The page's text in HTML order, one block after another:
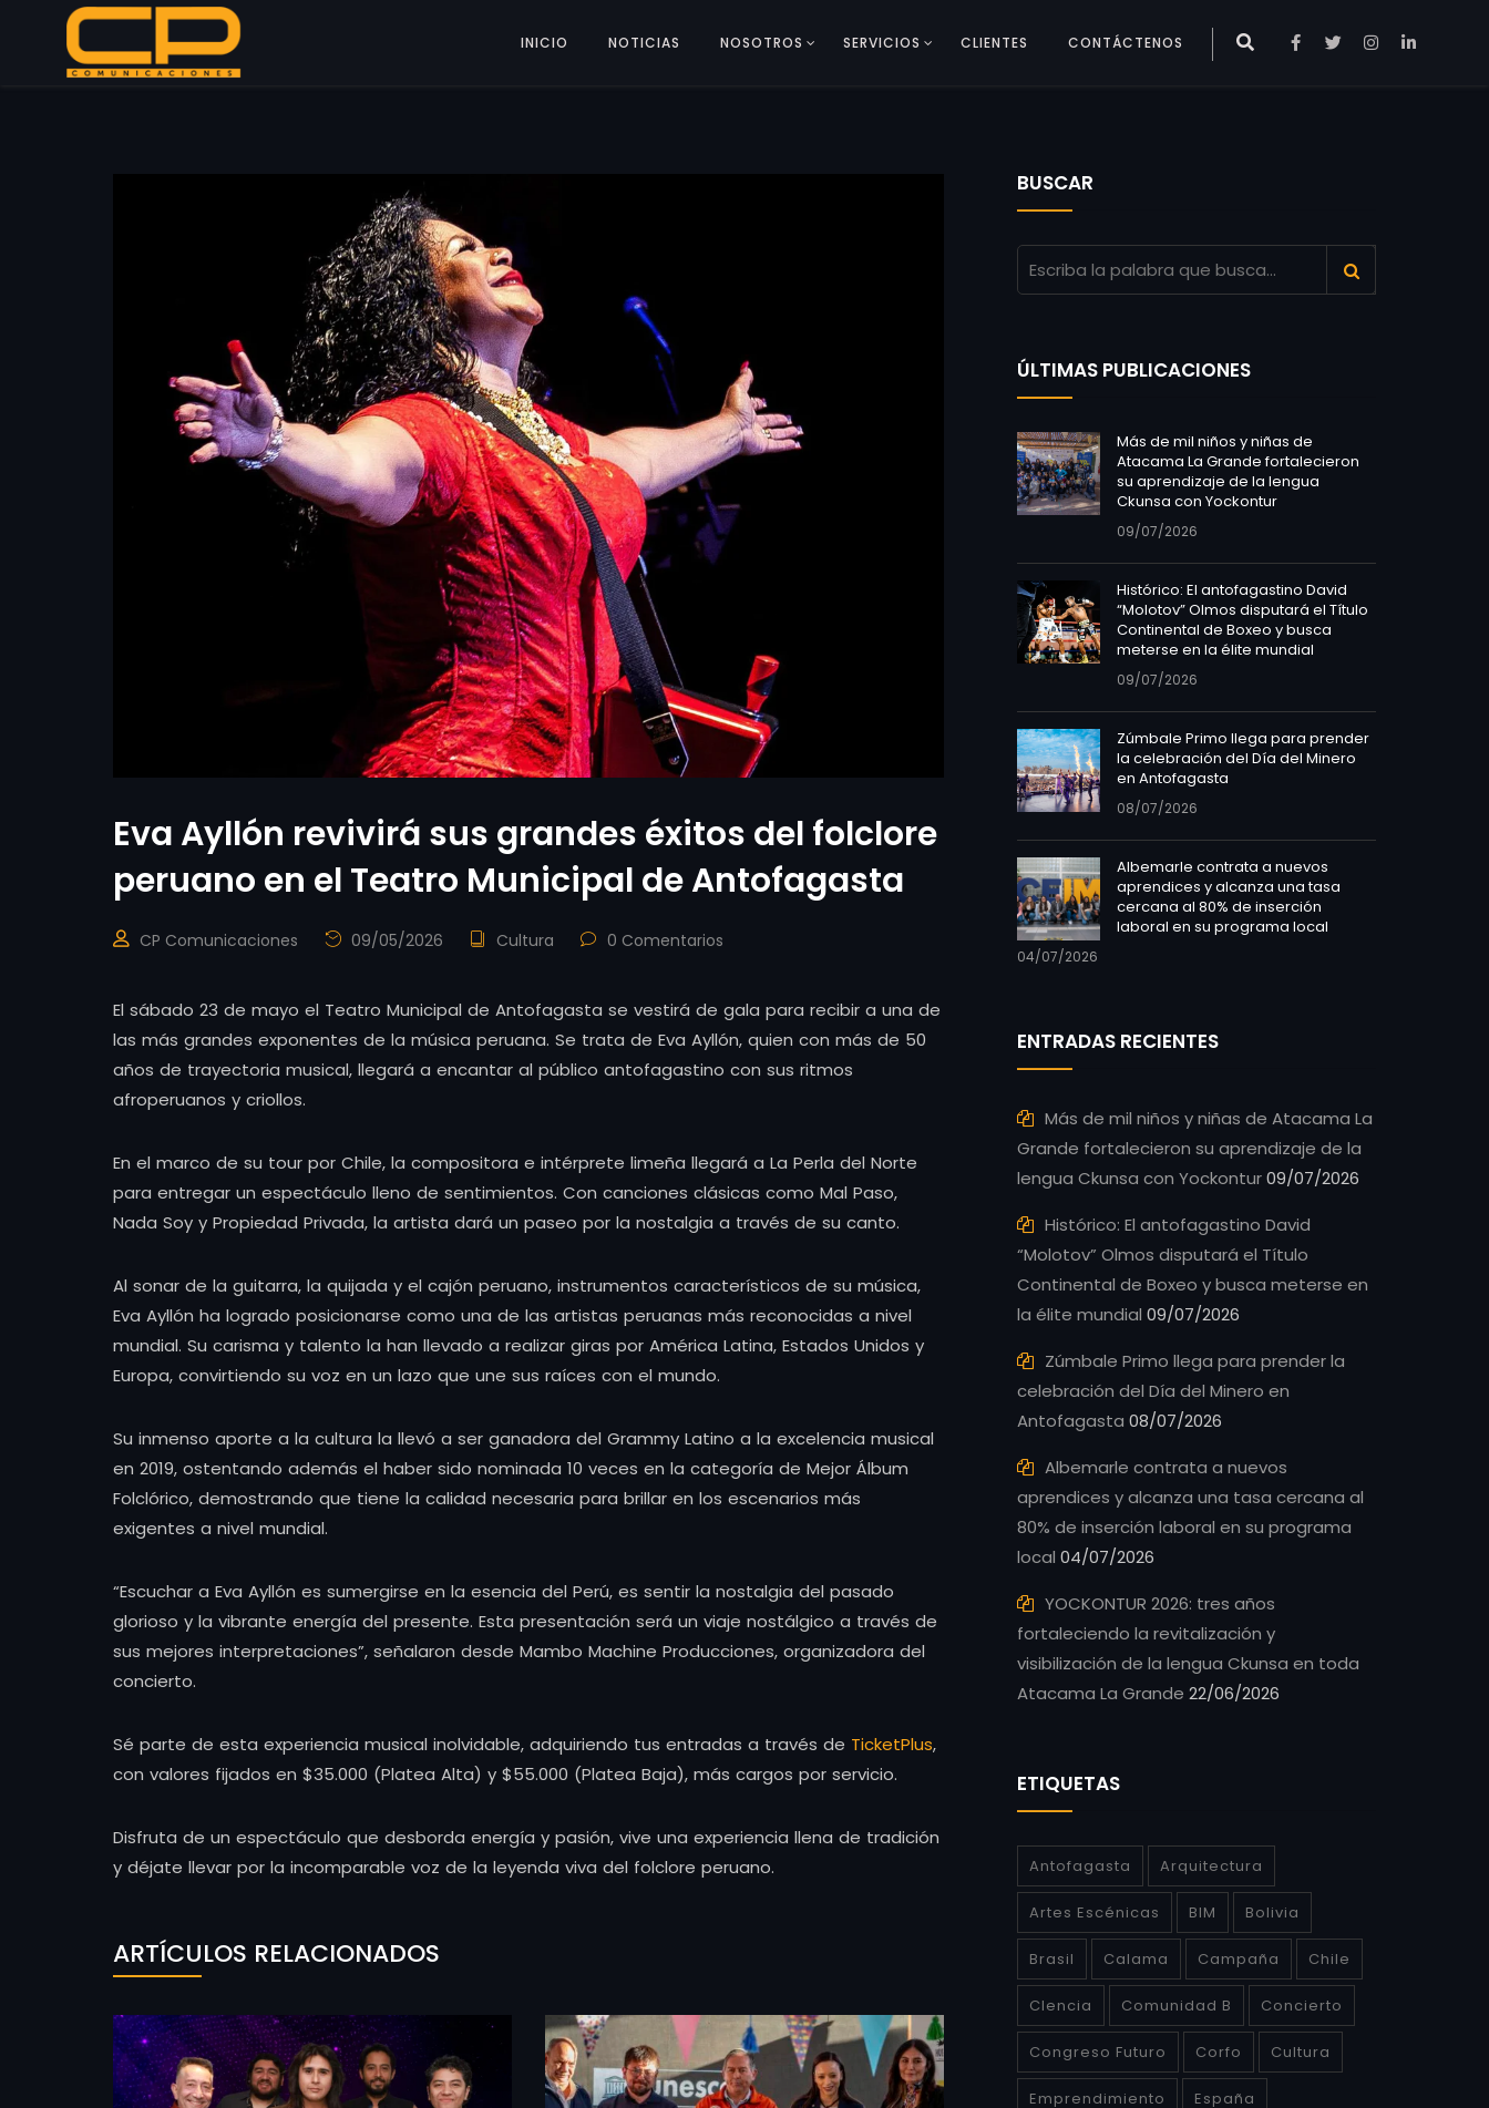
INICIO NOTICIAS NOSOTROS SERVICIOS CLIENTES CONTÁCTENOS
Eva Ayllón revivirá sus grandes éxitos del folclore
peruano en el Teatro Municipal de Antofagasta
CP Comunicaciones 09/05/2026 Cultura 0 Comentarios
El sábado 23 de mayo el Teatro Municipal de Antofagasta se vestirá de gala para recibir a una de
las más grandes exponentes de la música peruana. Se trata de Eva Ayllón, quien con más de 50
años de trayectoria musical, llegará a encantar al público antofagastino con sus ritmos
afroperuanos y criollos.
En el marco de su tour por Chile, la compositora e intérprete limeña llegará a La Perla del Norte
para entregar un espectáculo lleno de sentimientos. Con canciones clásicas como Mal Paso,
Nada Soy y Propiedad Privada, la artista dará un paseo por la nostalgia a través de su canto.
Al sonar de la guitarra, la quijada y el cajón peruano, instrumentos característicos de su música,
Eva Ayllón ha logrado posicionarse como una de las artistas peruanas más reconocidas a nivel
mundial. Su carisma y talento la han llevado a realizar giras por América Latina, Estados Unidos y
Europa, convirtiendo su voz en un lazo que une sus raíces con el mundo.
Su inmenso aporte a la cultura la llevó a ser ganadora del Grammy Latino a la excelencia musical
en 2019, ostentando además el haber sido nominada 10 veces en la categoría de Mejor Álbum
Folclórico, demostrando que tiene la calidad necesaria para brillar en los escenarios más
exigentes a nivel mundial.
“Escuchar a Eva Ayllón es sumergirse en la esencia del Perú, es sentir la nostalgia del pasado
glorioso y la vibrante energía del presente. Esta presentación será un viaje nostálgico a través de
sus mejores interpretaciones”, señalaron desde Mambo Machine Producciones, organizadora del
concierto.
Sé parte de esta experiencia musical inolvidable, adquiriendo tus entradas a través de TicketPlus,
con valores fijados en $35.000 (Platea Alta) y $55.000 (Platea Baja), más cargos por servicio.
Disfruta de un espectáculo que desborda energía y pasión, vive una experiencia llena de tradición
y déjate llevar por la incomparable voz de la leyenda viva del folclore peruano.
ARTÍCULOS RELACIONADOS
BUSCAR
ÚLTIMAS PUBLICACIONES
Más de mil niños y niñas de
Atacama La Grande fortalecieron
su aprendizaje de la lengua
Ckunsa con Yockontur
09/07/2026
Histórico: El antofagastino David
“Molotov” Olmos disputará el Título
Continental de Boxeo y busca
meterse en la élite mundial
09/07/2026
Zúmbale Primo llega para prender
la celebración del Día del Minero
en Antofagasta
08/07/2026
Albemarle contrata a nuevos
aprendices y alcanza una tasa
cercana al 80% de inserción
laboral en su programa local
04/07/2026
ENTRADAS RECIENTES
Más de mil niños y niñas de Atacama La
Grande fortalecieron su aprendizaje de la
lengua Ckunsa con Yockontur09/07/2026
Histórico: El antofagastino David
“Molotov” Olmos disputará el Título
Continental de Boxeo y busca meterse en
la élite mundial 09/07/2026
Zúmbale Primo llega para prender la
celebración del Día del Minero en
Antofagasta 08/07/2026
Albemarle contrata a nuevos
aprendices y alcanza una tasa cercana al
80% de inserción laboral en su programa
local 04/07/2026
YOCKONTUR 2026: tres años
fortaleciendo la revitalización y
visibilización de la lengua Ckunsa en toda
Atacama La Grande 22/06/2026
ETIQUETAS
Antofagasta Arquitectura
Artes Escénicas BIM Bolivia
Brasil Calama Campaña Chile
CIencia Comunidad B Concierto
Congreso Futuro Corfo Cultura
Emprendimiento España